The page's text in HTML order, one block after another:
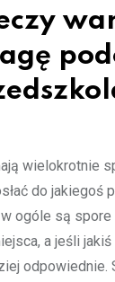
wielokrotnie
do jakiegoś
ogóle są
a jeśli
odpowiednie.